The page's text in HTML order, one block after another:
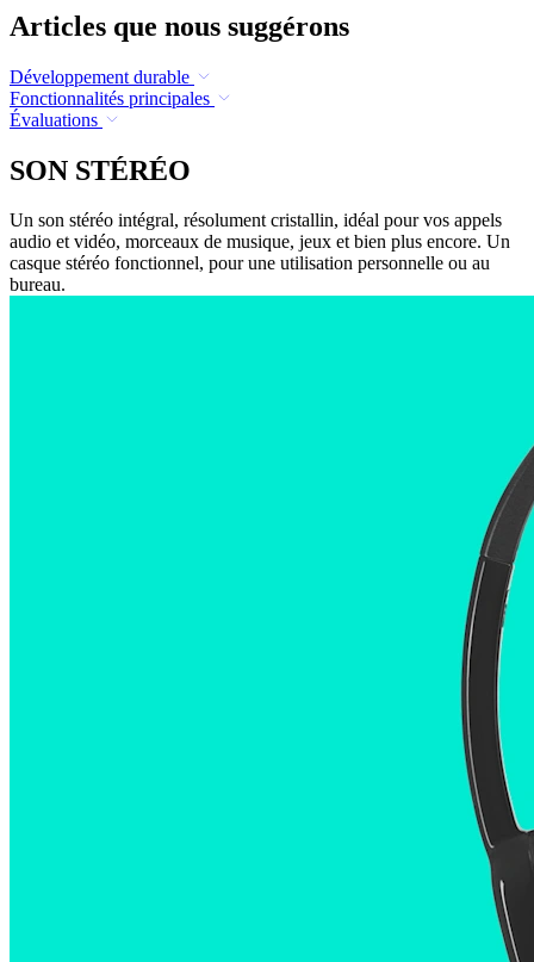
Articles que nous suggérons
Développement durable
Fonctionnalités principales
Évaluations
SON STÉRÉO
Un son stéréo intégral, résolument cristallin, idéal pour vos appels
audio et vidéo, morceaux de musique, jeux et bien plus encore. Un
casque stéréo fonctionnel, pour une utilisation personnelle ou au
bureau.